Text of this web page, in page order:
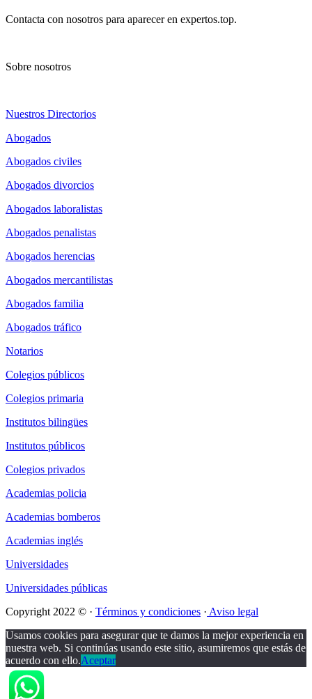
Contacta con nosotros para aparecer en expertos.top.
Sobre nosotros
Nuestros Directorios
Abogados
Abogados civiles
Abogados divorcios
Abogados laboralistas
Abogados penalistas
Abogados herencias
Abogados mercantilistas
Abogados familia
Abogados tráfico
Notarios
Colegios públicos
Colegios primaria
Institutos bilingües
Institutos públicos
Colegios privados
Academias policia
Academias bomberos
Academias inglés
Universidades
Universidades públicas
Copyright 2022 © · Términos y condiciones · Aviso legal
Usamos cookies para asegurar que te damos la mejor experiencia en
nuestra web. Si continúas usando este sitio, asumiremos que estás de
acuerdo con ello.Aceptar